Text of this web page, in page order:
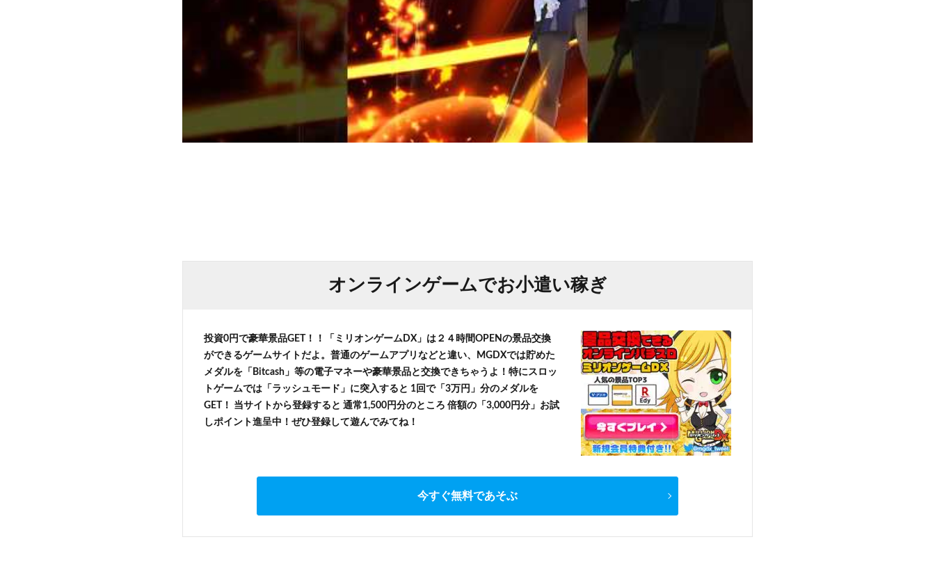
オンラインゲームでお小遣い稼ぎ
投資0円で豪華景品GET！！「ミリオンゲームDX」は２４時間OPENの景品交換
ができるゲームサイトだよ。普通のゲームアプリなどと違い、MGDXでは貯めた
メダルを「Bitcash」等の電子マネーや豪華景品と交換できちゃうよ！特にスロッ
トゲームでは「ラッシュモード」に突入すると 1回で「3万円」分のメダルを
GET！ 当サイトから登録すると 通常1,500円分のところ 倍額の「3,000円分」お試
しポイント進呈中！ぜひ登録して遊んでみてね！
今すぐ無料であそぶ